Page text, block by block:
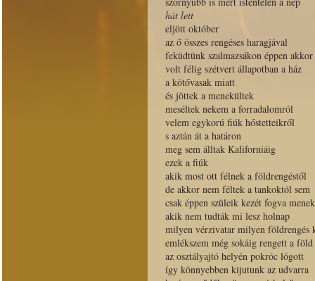
hát lett
eljött október
az ő összes rengéses haragjával
feküdtünk szalmazsákon éppen akkor
volt félig szétvert állapotban a ház
a kötővasak miatt
és jöttek a menekültek
meséltek nekem a forradalomról
velem egykorú fiúk hőstetteikről
s aztán át a határon
meg sem álltak Kaliforniáig
ezek a fiúk
akik most ott félnek a földrengéstől
de akkor nem féltek a tankoktól sem
csak éppen szüleik kezét fogva
akik nem tudták mi lesz holnap
milyen vérzivatar milyen földrengés
emlékszem még sokáig rengett a föld
az osztályajtó helyén pokróc lógott
így könnyebben kijutunk az udvarra